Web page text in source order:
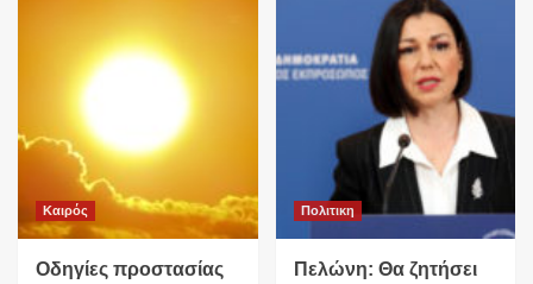
Καιρός
Οδηγίες προστασίας
Πολιτικη
Πελώνη: Θα ζητήσει